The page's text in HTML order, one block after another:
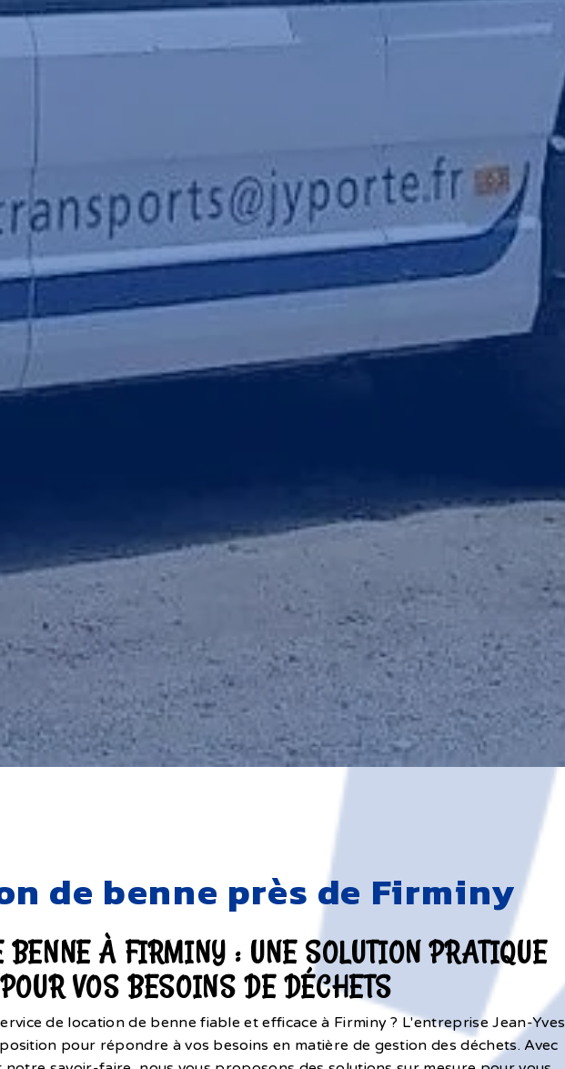
de benne près de Firminy
BENNE À FIRMINY : UNE SOLUTION PRATIQUE
POUR VOS BESOINS DE DÉCHETS
de location de benne fiable et efficace à Firminy ? L'entreprise Jean-Yves
pour répondre à vos besoins en matière de gestion des déchets. Avec